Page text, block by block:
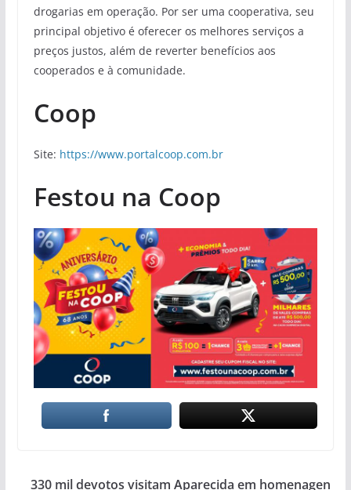
drogarias em operação. Por ser uma cooperativa, seu
principal objetivo é oferecer os melhores serviços a
preços justos, além de reverter benefícios aos
cooperados e à comunidade.
Coop
Site: https://www.portalcoop.com.br
Festou na Coop
330 mil devotos visitam Aparecida em homenagen